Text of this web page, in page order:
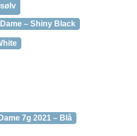
sølv
– Shiny Black
7g 2021 – Blå